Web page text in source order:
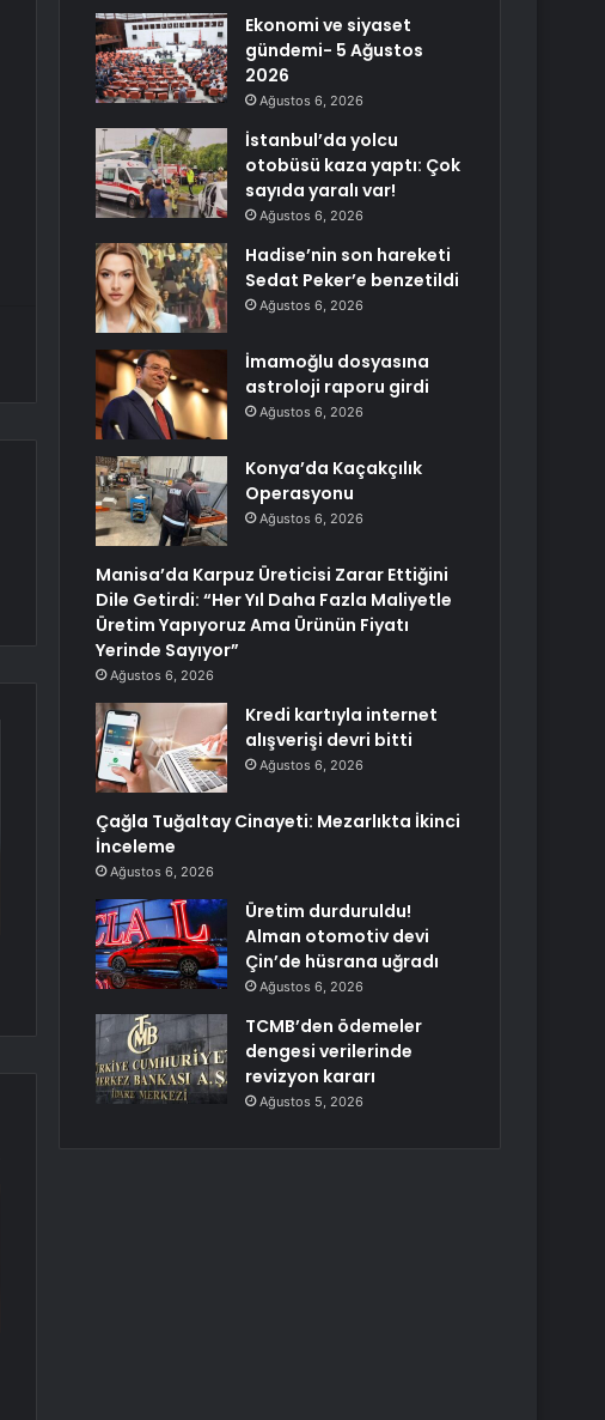
Ekonomi ve siyaset
gündemi- 5 Ağustos
2026
Ağustos 6, 2026
İstanbul’da yolcu
otobüsü kaza yaptı: Çok
sayıda yaralı var!
Ağustos 6, 2026
Hadise’nin son hareketi
Sedat Peker’e benzetildi
Ağustos 6, 2026
İmamoğlu dosyasına
astroloji raporu girdi
Ağustos 6, 2026
Konya’da Kaçakçılık
Operasyonu
Ağustos 6, 2026
Manisa’da Karpuz Üreticisi Zarar Ettiğini
Dile Getirdi: “Her Yıl Daha Fazla Maliyetle
Üretim Yapıyoruz Ama Ürünün Fiyatı
Yerinde Sayıyor”
Ağustos 6, 2026
Kredi kartıyla internet
alışverişi devri bitti
Ağustos 6, 2026
Çağla Tuğaltay Cinayeti: Mezarlıkta İkinci
İnceleme
Ağustos 6, 2026
Üretim durduruldu!
Alman otomotiv devi
Çin’de hüsrana uğradı
Ağustos 6, 2026
TCMB’den ödemeler
dengesi verilerinde
revizyon kararı
Ağustos 5, 2026